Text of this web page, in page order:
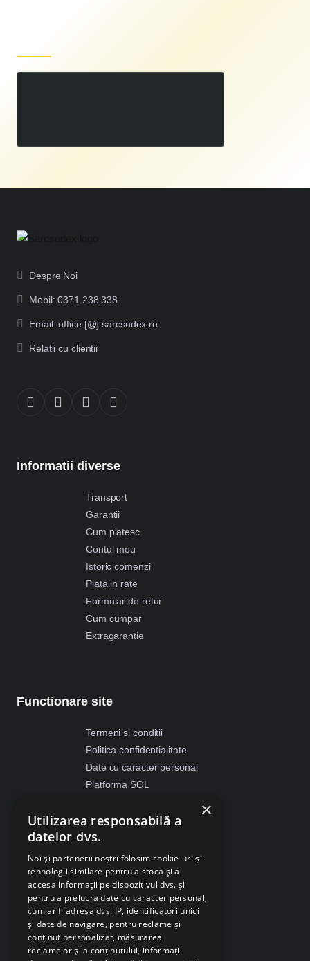
Despre Noi
Mobil: 0371 238 338
Email: office [@] sarcsudex.ro
Relatii cu clientii
Informatii diverse
Transport
Garantii
Cum platesc
Contul meu
Istoric comenzi
Plata in rate
Formular de retur
Cum cumpar
Extragarantie
Functionare site
Termeni si conditii
Politica confidentialitate
Date cu caracter personal
Platforma SOL
Despre Cookies
Retragere din contract
×
Utilizarea responsabilă a
datelor dvs.
Noi și partenerii noștri folosim cookie-uri și
tehnologii similare pentru a stoca și a
accesa informații pe dispozitivul dvs. și
pentru a prelucra date cu caracter personal,
cum ar fi adresa dvs. IP, identificatori unici
și date de navigare, pentru reclame și
conținut personalizat, măsurarea
reclamelor și a conținutului, informații